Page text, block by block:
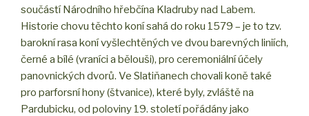
součástí Národního hřebčína Kladruby nad Labem.
Historie chovu těchto koní sahá do roku 1579 – je to tzv.
barokní rasa koní vyšlechtěných ve dvou barevných liniích,
černé a bílé (vraníci a bělouši), pro ceremoniální účely
panovnických dvorů. Ve Slatiňanech chovali koně také
pro parforsní hony (štvanice), které byly, zvláště na
Pardubicku, od poloviny 19. století pořádány jako